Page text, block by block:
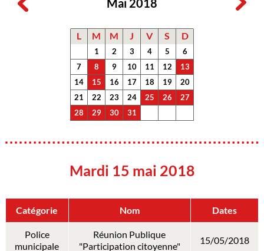
Mai 2018
L M M J V S D
1 2 3 4 5
6
7
8 9 10 11 12
13
14
15 16 17 18 19
20
21
22 23 24 25 26
27
28
29 30 31
Mardi 15 mai 2018
Catégorie Nom Dates
Police
municipale
Réunion Publique
"Participation citoyenne"
15/05/2018